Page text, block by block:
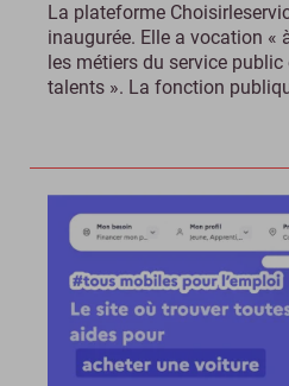
La plateforme
inaugurée. Elle a vocation «
les métiers du service
talents ». La fonction